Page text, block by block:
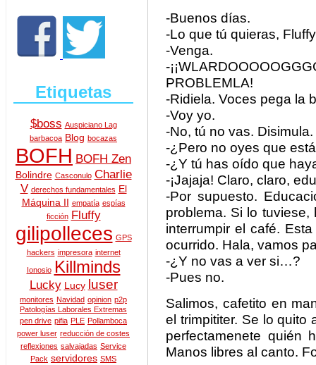
Etiquetas
$boss Auspiciano Lag
barbacoa Blog bocazas
BOFH BOFH Zen
Bolindre Casconulo Charlie
V derechos fundamentales El
Máquina II empatía espías
ficción
Fluffy
gilipolleces GPS
hackers impresora internet
Ionosio Killminds
Lucky Lucy luser
monitores Navidad opinion p2p
Patologías Laborales Extremas
pen drive pifia PLE Pollamboca
power luser reducción de costes
reflexiones salvajadas Service
Pack servidores SMS
-Buenos días.
-Lo que tú quieras,
-Venga.
-
PROBLEMLA!
-Ridiela. Voces pega la
-Voy yo.
-No, tú no vas. Disimula.
-¿Pero no oyes que
-¿Y tú has oído que
-¡Jajaja! Claro, claro,
-Por supuesto.
problema. Si lo
interrumpir el café.
ocurrido. Hala, vamos
-¿Y no vas a ver si…?
-Pues no.
Salimos, cafetito en
el trimpititer. Se lo quito
perfectamenete quién
Manos libres al canto.